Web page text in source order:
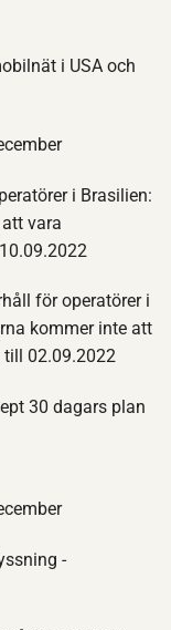
i USA och
i Brasilien:
vara
för operatörer i
kommer inte att
02.09.2022
30 dagars plan
-